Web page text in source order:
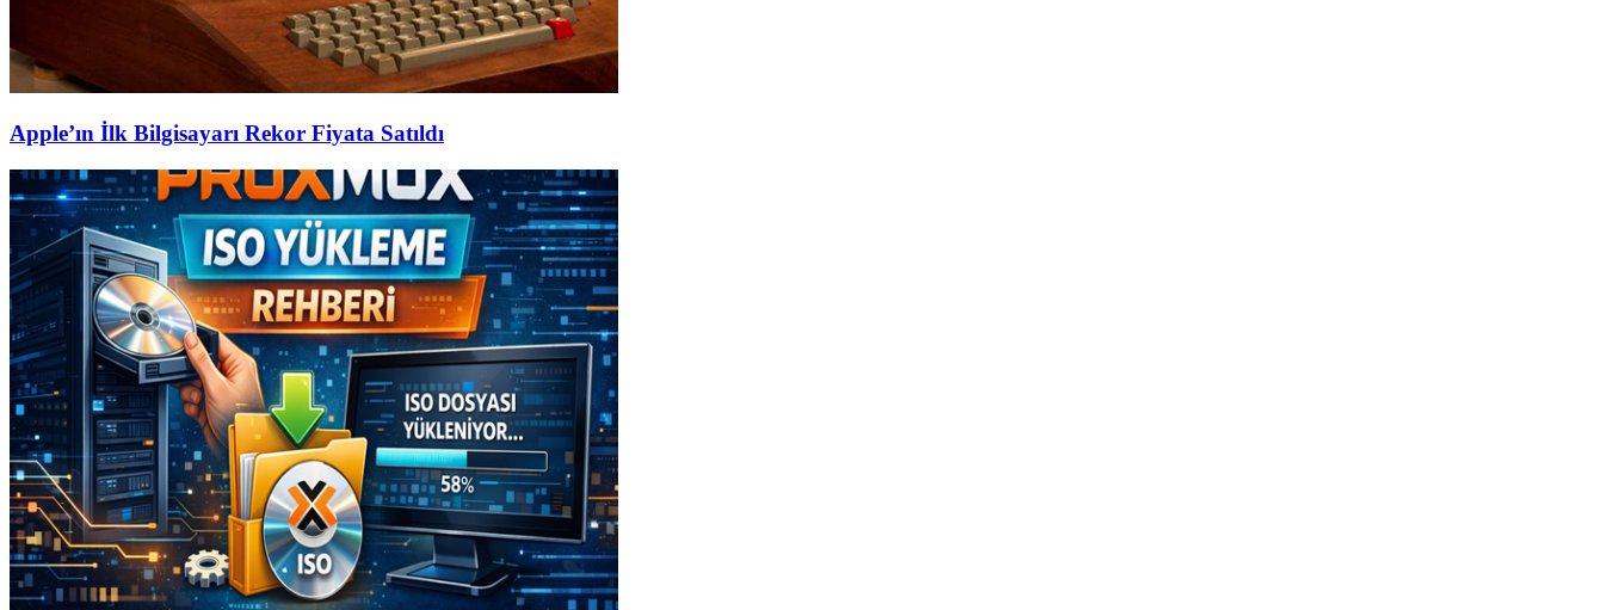
Apple’ın İlk Bilgisayarı Rekor Fiyata Satıldı